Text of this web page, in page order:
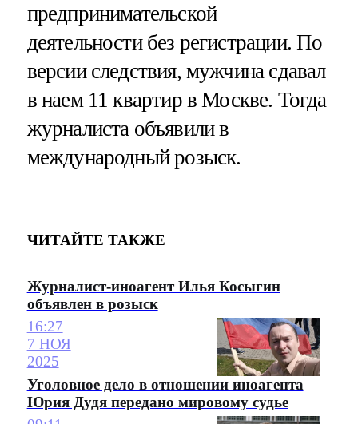
предпринимательской
деятельности без регистрации. По
версии следствия, мужчина сдавал
в наем 11 квартир в Москве. Тогда
журналиста объявили в
международный розыск.
ЧИТАЙТЕ ТАКЖЕ
Журналист-иноагент Илья Косыгин
объявлен в розыск
16:27
7 НОЯ
2025
Уголовное дело в отношении иноагента
Юрия Дудя передано мировому судье